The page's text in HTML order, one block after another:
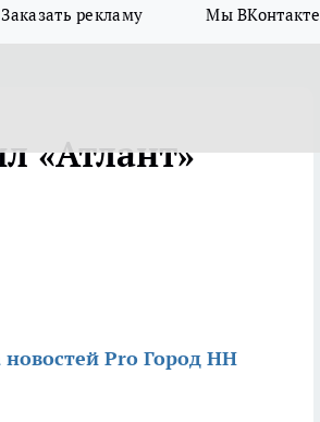
Заказать рекламу Мы ВКонтакте
«Атлант»
Pro Город НН